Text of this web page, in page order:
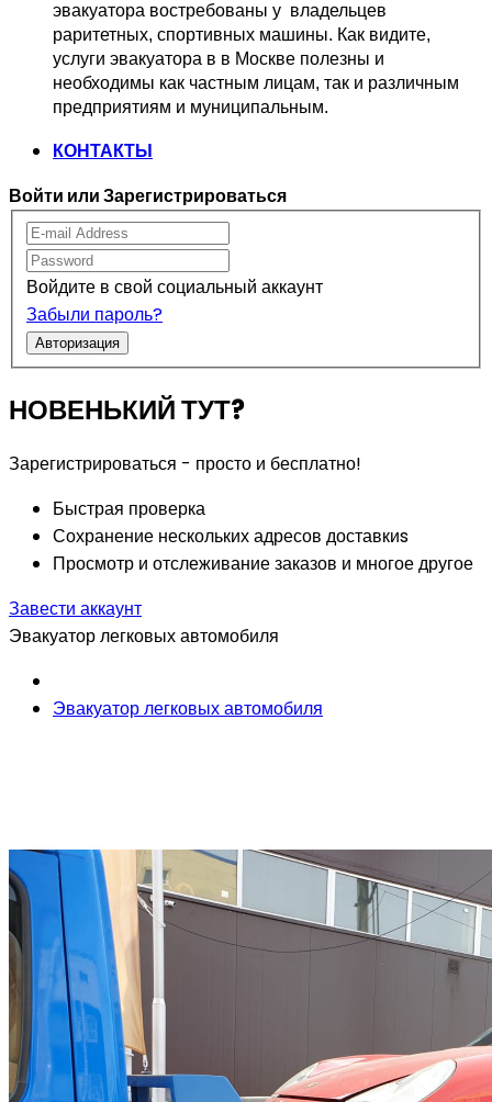
эвакуатора востребованы у  владельцев
раритетных, спортивных машины. Как видите,
услуги эвакуатора в в Москве полезны и
необходимы как частным лицам, так и различным
предприятиям и муниципальным.
КОНТАКТЫ
Войти или Зарегистрироваться
Войдите в свой социальный аккаунт
Забыли пароль?
Авторизация
НОВЕНЬКИЙ ТУТ?
Зарегистрироваться - просто и бесплатно!
Быстрая проверка
Сохранение нескольких адресов доставкиs
Просмотр и отслеживание заказов и многое другое
Завести аккаунт
Эвакуатор легковых автомобиля
Эвакуатор легковых автомобиля